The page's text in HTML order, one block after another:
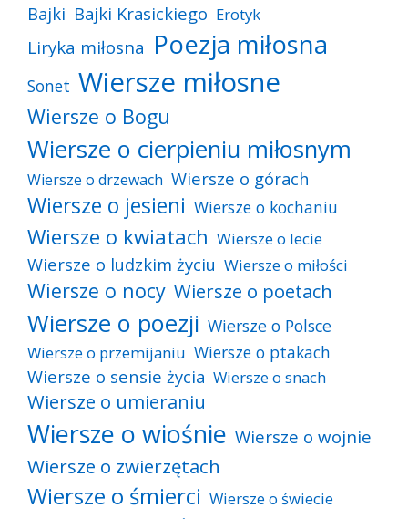
Bajki Bajki Krasickiego Erotyk
Liryka miłosna Poezja miłosna
Sonet Wiersze miłosne
Wiersze o Bogu
Wiersze o cierpieniu miłosnym
Wiersze o drzewach Wiersze o górach
Wiersze o jesieni Wiersze o kochaniu
Wiersze o kwiatach Wiersze o lecie
Wiersze o ludzkim życiu Wiersze o miłości
Wiersze o nocy Wiersze o poetach
Wiersze o poezji Wiersze o Polsce
Wiersze o przemijaniu Wiersze o ptakach
Wiersze o sensie życia Wiersze o snach
Wiersze o umieraniu
Wiersze o wiośnie Wiersze o wojnie
Wiersze o zwierzętach
Wiersze o śmierci Wiersze o świecie